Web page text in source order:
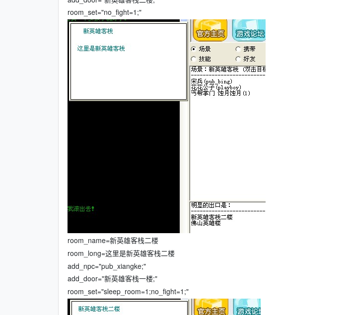
room_set="no_fight=1;"
room_name=新英雄客栈二楼
room_long=这里是新英雄客栈二楼
add_npc="pub_xiangke;"
add_door="新英雄客栈一楼;"
room_set="sleep_room=1;no_fight=1;"